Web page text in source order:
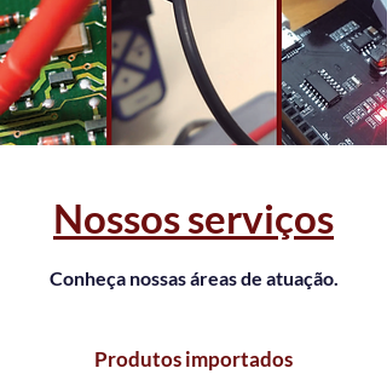
Nossos serviços
Conheça nossas áreas de atuação.
Produtos importados